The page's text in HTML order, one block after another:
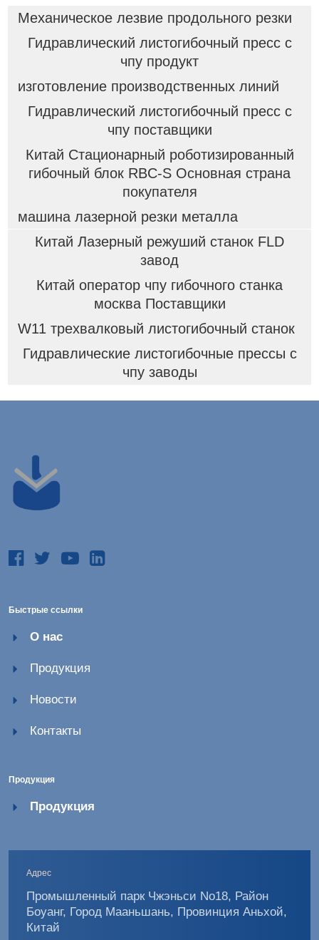
Механическое лезвие продольного резки
Гидравлический листогибочный пресс с
чпу продукт
изготовление производственных линий
Гидравлический листогибочный пресс с
чпу поставщики
Китай Стационарный роботизированный
гибочный блок RBC-S Основная страна
покупателя
машина лазерной резки металла
Китай Лазерный режуший станок FLD
завод
Китай оператор чпу гибочного станка
москва Поставщики
W11 трехвалковый листогибочный станок
Гидравлические листогибочные прессы с
чпу заводы
Быстрые ссылки
О нас
Продукция
Новости
Контакты
Продукция
Продукция
Адрес
Промышленный парк Чжэньси No18, Район
Боуанг, Город Мааньшань, Провинция Аньхой,
Китай